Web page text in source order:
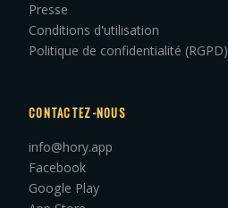
Presse
Conditions d'utilisation
Politique de confidentialité (RGPD)
CONTACTEZ-NOUS
info@hory.app
Facebook
Google Play